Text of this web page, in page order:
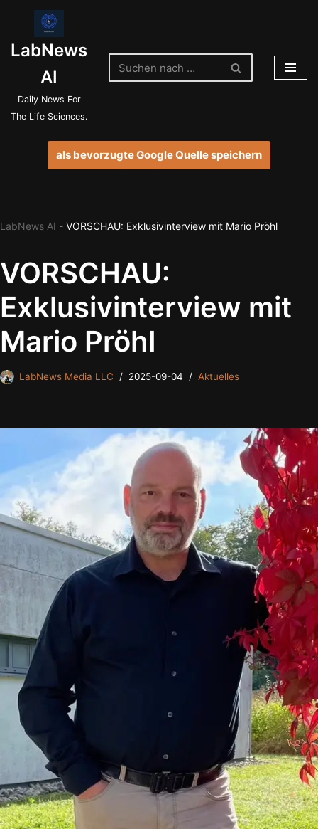
Inhalt
springen
LabNews
AI
Daily News For
The Life Sciences.
als bevorzugte Google Quelle speichern
LabNews AI - VORSCHAU: Exklusivinterview mit Mario Pröhl
VORSCHAU:
Exklusivinterview mit
Mario Pröhl
LabNews Media LLC 2025-09-04 Aktuelles